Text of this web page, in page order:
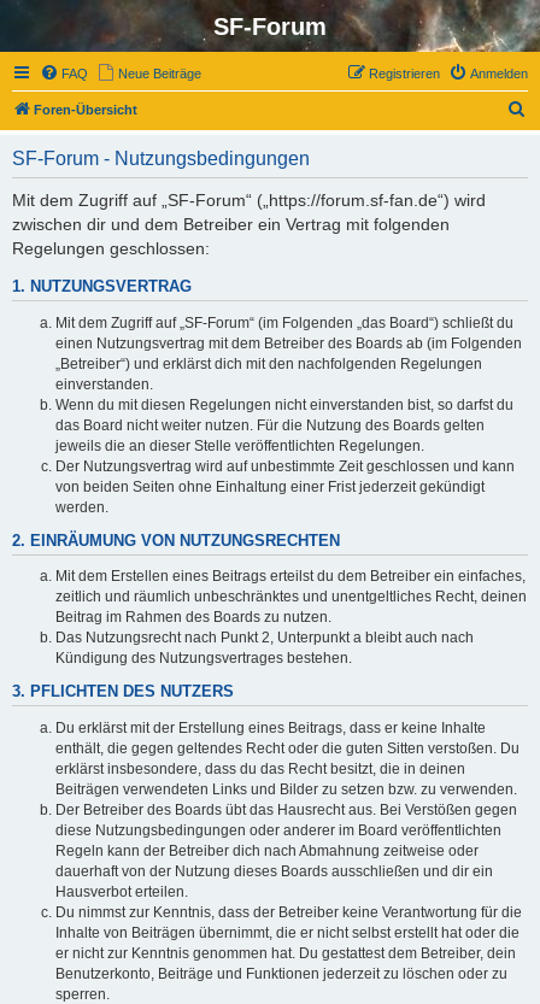
SF-Forum
FAQ Neue Beiträge Anmelden
Registrieren
Foren-Übersicht
SF-Forum - Nutzungsbedingungen
Mit dem Zugriff auf „SF-Forum“ („https://forum.sf-fan.de“) wird
zwischen dir und dem Betreiber ein Vertrag mit folgenden
Regelungen geschlossen:
1. NUTZUNGSVERTRAG
Mit dem Zugriff auf „SF-Forum“ (im Folgenden „das Board“) schließt du
einen Nutzungsvertrag mit dem Betreiber des Boards ab (im Folgenden
„Betreiber“) und erklärst dich mit den nachfolgenden Regelungen
einverstanden.
Wenn du mit diesen Regelungen nicht einverstanden bist, so darfst du
das Board nicht weiter nutzen. Für die Nutzung des Boards gelten
jeweils die an dieser Stelle veröffentlichten Regelungen.
Der Nutzungsvertrag wird auf unbestimmte Zeit geschlossen und kann
von beiden Seiten ohne Einhaltung einer Frist jederzeit gekündigt
werden.
2. EINRÄUMUNG VON NUTZUNGSRECHTEN
Mit dem Erstellen eines Beitrags erteilst du dem Betreiber ein einfaches,
zeitlich und räumlich unbeschränktes und unentgeltliches Recht, deinen
Beitrag im Rahmen des Boards zu nutzen.
Das Nutzungsrecht nach Punkt 2, Unterpunkt a bleibt auch nach
Kündigung des Nutzungsvertrages bestehen.
3. PFLICHTEN DES NUTZERS
Du erklärst mit der Erstellung eines Beitrags, dass er keine Inhalte
enthält, die gegen geltendes Recht oder die guten Sitten verstoßen. Du
erklärst insbesondere, dass du das Recht besitzt, die in deinen
Beiträgen verwendeten Links und Bilder zu setzen bzw. zu verwenden.
Der Betreiber des Boards übt das Hausrecht aus. Bei Verstößen gegen
diese Nutzungsbedingungen oder anderer im Board veröffentlichten
Regeln kann der Betreiber dich nach Abmahnung zeitweise oder
dauerhaft von der Nutzung dieses Boards ausschließen und dir ein
Hausverbot erteilen.
Du nimmst zur Kenntnis, dass der Betreiber keine Verantwortung für die
Inhalte von Beiträgen übernimmt, die er nicht selbst erstellt hat oder die
er nicht zur Kenntnis genommen hat. Du gestattest dem Betreiber, dein
Benutzerkonto, Beiträge und Funktionen jederzeit zu löschen oder zu
sperren.